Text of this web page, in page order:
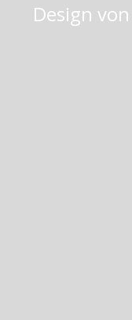
Design von